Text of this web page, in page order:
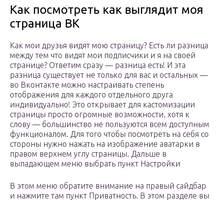
Как посмотреть как выглядит моя
страница ВК
Как мои друзья видят мою страницу? Есть ли разница
между тем что видят мои подписчики и я на своей
странице? Ответим сразу — разница есть! И эта
разница существует не только для вас и остальных —
во Вконтакте можно настраивать степень
отображения для каждого отдельного друга
индивидуально! Это открывает для кастомизации
страницы просто огромные возможности, хотя к
слову — большинство не пользуются всем доступным
функционалом. Для того чтобы посмотреть на себя со
стороны нужно нажать на изображение аватарки в
правом верхнем углу страницы. Дальше в
выпадающем меню выбрать пункт Настройки
В этом меню обратите внимание на правый сайдбар
и нажмите там пункт Приватность. В этом разделе вы